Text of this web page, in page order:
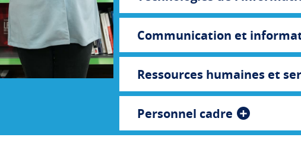
Communication et
Ressources humaines et
Personnel cadre